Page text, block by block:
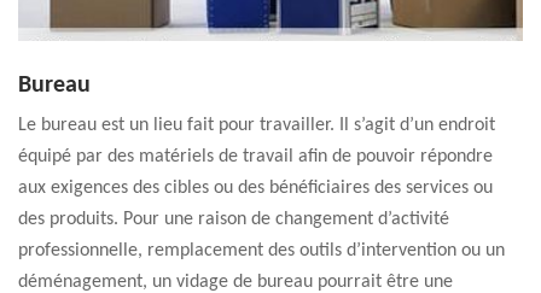
Bureau
Le bureau est un lieu fait pour travailler. Il s’agit d’un endroit
équipé par des matériels de travail afin de pouvoir répondre
aux exigences des cibles ou des bénéficiaires des services ou
des produits. Pour une raison de changement d’activité
professionnelle, remplacement des outils d’intervention ou un
déménagement, un vidage de bureau pourrait être une